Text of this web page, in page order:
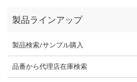
製品ラインアップ
製品検索/サンプル購入
品番から代理店在庫検索